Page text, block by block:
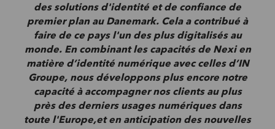
des solutions d'identité et de confiance de
premier plan au Danemark. Cela a contribué à
faire de ce pays l'un des plus digitalisés au
monde. En combinant les capacités de Nexi en
matière d’identité numérique avec celles d’IN
Groupe, nous développons plus encore notre
capacité à accompagner nos clients au plus
près des derniers usages numériques dans
toute l'Europe,et en anticipation des nouvelles